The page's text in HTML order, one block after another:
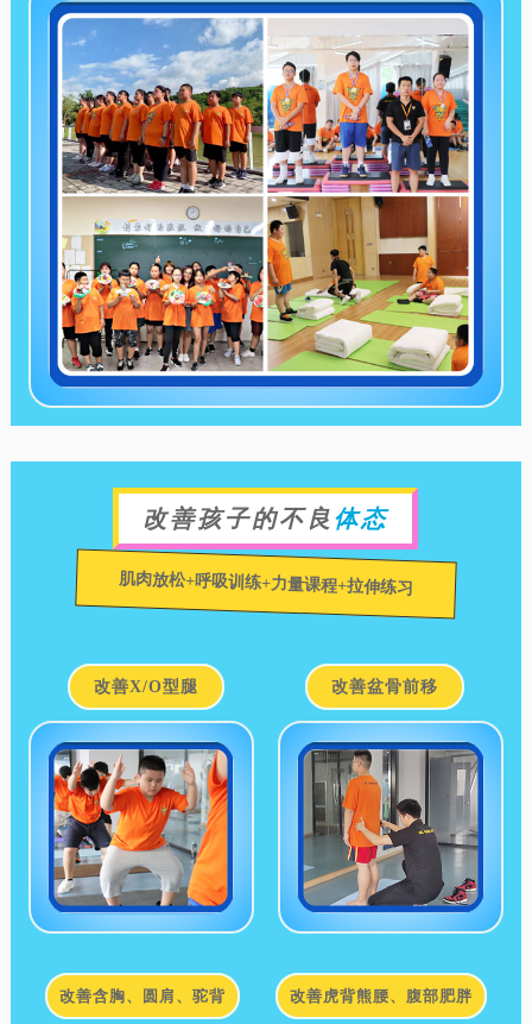
改善孩子的不良体态
肌肉放松+呼吸训练+力量课程+拉伸练习
改善X/O型腿 改善盆骨前移
改善含胸、圆肩、驼背 改善虎背熊腰、腹部肥胖